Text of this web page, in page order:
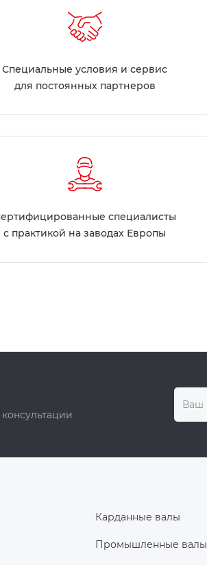
Специальные условия и сервис
для постоянных партнеров
специалисты
с практикой на заводах Европы
Карданные валы
Промышленные валы